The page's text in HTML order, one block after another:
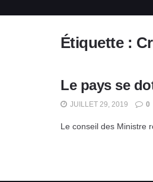
Étiquette :
Le pays se
JUILLET 29, 2019 0
Le conseil des Ministre